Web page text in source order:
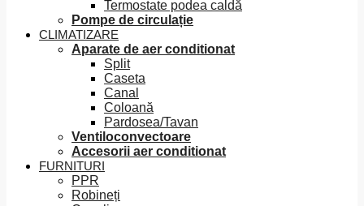
Termostate podea caldă
Pompe de circulație
CLIMATIZARE
Aparate de aer conditionat
Split
Caseta
Canal
Coloană
Pardosea/Tavan
Ventiloconvectoare
Accesorii aer conditionat
FURNITURI
PPR
Robineți